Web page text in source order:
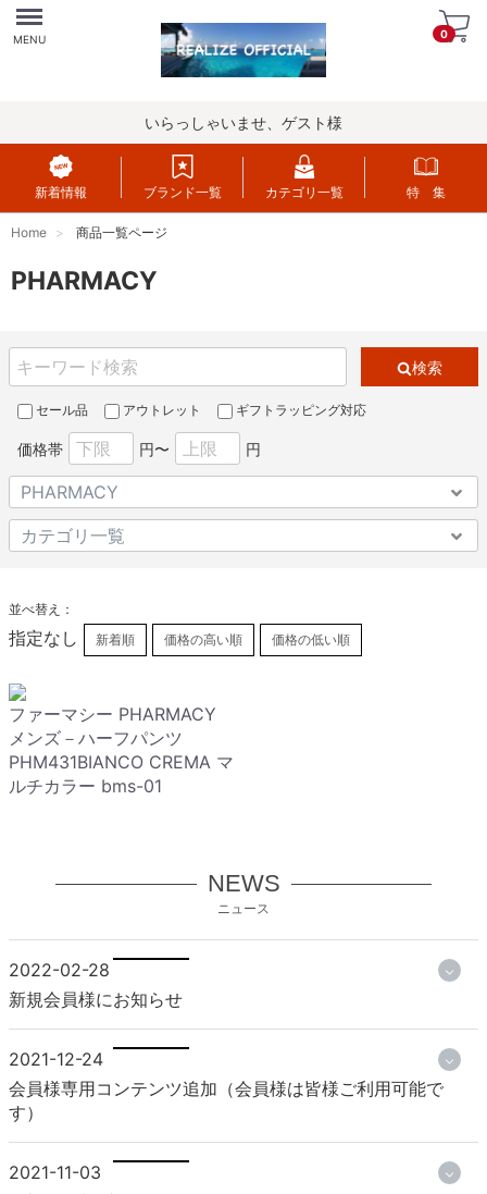
Menu
MENU 0
いらっしゃいませ、ゲスト様
新着情報 ブランド一覧 カテゴリ一覧 特 集
Home 商品一覧ページ
PHARMACY
検索
セール品 アウトレット ギフトラッピング対応
価格帯 円〜 円
並べ替え：
指定なし 新着順 価格の高い順 価格の低い順
ファーマシー PHARMACY
メンズ－ハーフパンツ
PHM431BIANCO CREMA マ
ルチカラー bms-01
NEWS
ニュース
2022-02-28
新規会員様にお知らせ
2021-12-24
会員様専用コンテンツ追加（会員様は皆様ご利用可能で
す）
2021-11-03